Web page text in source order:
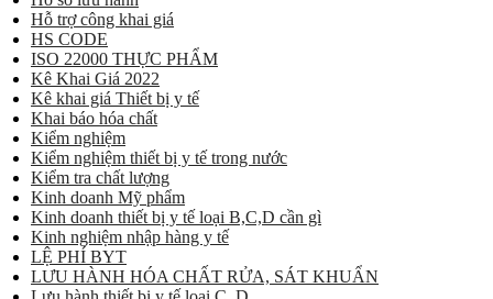
Hỗ trợ công khai giá
HS CODE
ISO 22000 THỰC PHẨM
Kê Khai Giá 2022
Kê khai giá Thiết bị y tế
Khai báo hóa chất
Kiểm nghiệm
Kiểm nghiệm thiết bị y tế trong nước
Kiểm tra chất lượng
Kinh doanh Mỹ phẩm
Kinh doanh thiết bị y tế loại B,C,D cần gì
Kinh nghiệm nhập hàng y tế
LỆ PHÍ BYT
LƯU HÀNH HÓA CHẤT RỬA, SÁT KHUẨN